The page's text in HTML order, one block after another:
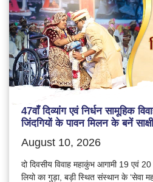
47वाँ दिव्यांग एवं निर्धन सामूहिक
जिंदगियों के पावन मिलन के बनें साक्षी
August 10, 2026
दो दिवसीय विवाह महाकुंभ आगामी 19 एवं
लियो का गुड़ा, बड़ी स्थित संस्थान के ‘सेवा